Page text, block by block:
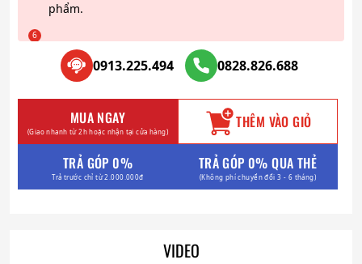
phẩm.
0913.225.494 0828.826.688
MUA NGAY
(Giao nhanh từ 2h hoặc nhận tại cửa hàng) THÊM VÀO GIỎ
TRẢ GÓP 0%
Trả trước chỉ từ 2.000.000đ
TRẢ GÓP 0% QUA THẺ
(Không phí chuyển đổi 3 - 6 tháng)
VIDEO